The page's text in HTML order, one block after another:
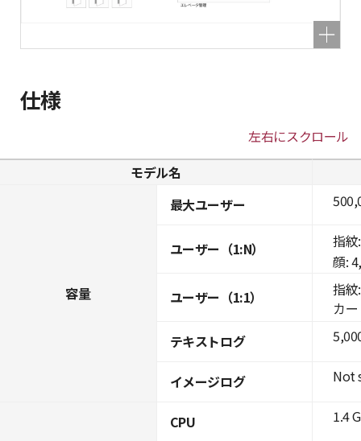
仕様
左右にスクロール
モデル名
容量
最大ユーザー
ユーザー（1:N）
ユーザー（1:1）
テキストログ
イメージログ
CPU
指紋
顔:
指紋
カ
Not
1.4